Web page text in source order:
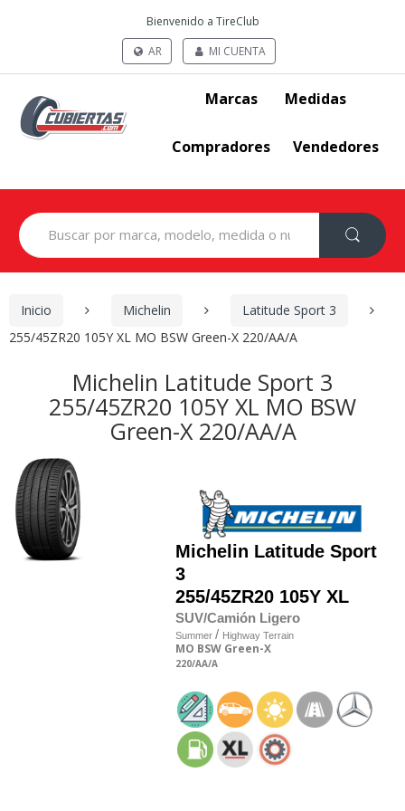
Bienvenido a TireClub
AR
MI CUENTA
Marcas Medidas
Compradores Vendedores
Search
for:
Inicio Michelin
Latitude Sport 3
255/45ZR20 105Y XL MO BSW Green-X 220/AA/A
Michelin Latitude Sport 3
255/45ZR20 105Y XL MO BSW
Green-X 220/AA/A
Michelin Latitude Sport
3
255/45ZR20 105Y XL
SUV/Camión Ligero
Summer / Highway Terrain
MO BSW Green-X
220/AA/A